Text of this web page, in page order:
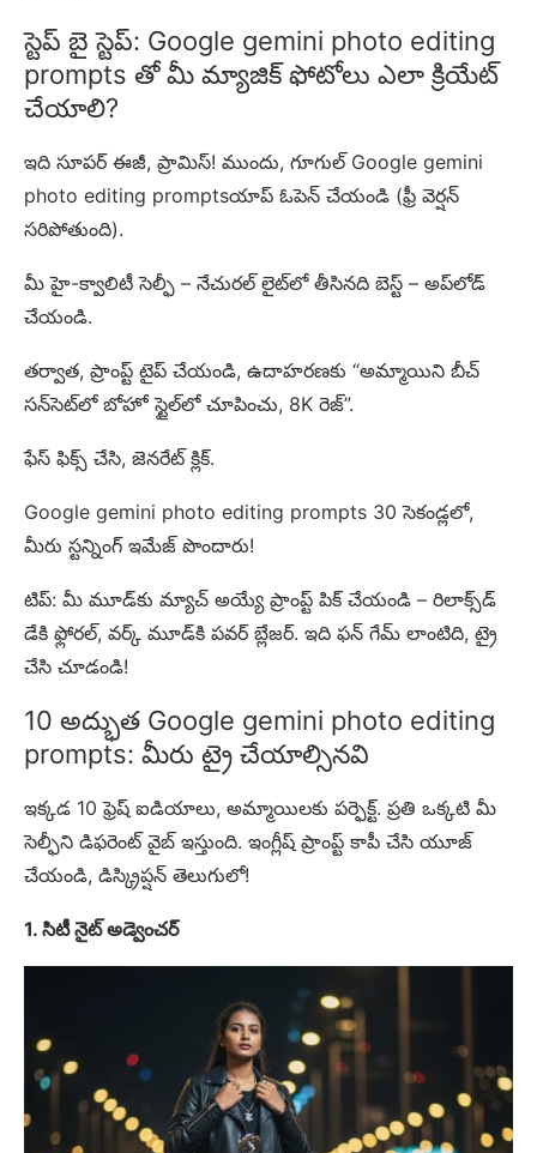
స్టెప్ బై స్టెప్: Google gemini photo editing
prompts తో మీ మ్యాజిక్ ఫోటోలు ఎలా క్రియేట్
చేయాలి?
ఇది సూపర్ ఈజీ, ప్రామిస్! ముందు, గూగుల్ Google gemini
photo editing promptsయాప్ ఓపెన్ చేయండి (ఫ్రీ వెర్షన్
సరిపోతుంది).
మీ హై-క్వాలిటీ సెల్ఫీ – నేచురల్ లైట్‌లో తీసినది బెస్ట్ – అప్‌లోడ్
చేయండి.
తర్వాత, ప్రాంప్ట్ టైప్ చేయండి, ఉదాహరణకు “అమ్మాయిని బీచ్
సన్‌సెట్‌లో బోహో స్టైల్‌లో చూపించు, 8K రెజ్”.
ఫేస్ ఫిక్స్ చేసి, జెనరేట్ క్లిక్.
Google gemini photo editing prompts 30 సెకండ్లలో,
మీరు స్టన్నింగ్ ఇమేజ్ పొందారు!
టిప్: మీ మూడ్‌కు మ్యాచ్ అయ్యే ప్రాంప్ట్ పిక్ చేయండి – రిలాక్స్‌డ్
డేకి ఫ్లోరల్, వర్క్ మూడ్‌కి పవర్ బ్లేజర్. ఇది ఫన్ గేమ్ లాంటిది, ట్రై
చేసి చూడండి!
10 అద్భుత Google gemini photo editing
prompts: మీరు ట్రై చేయాల్సినవి
ఇక్కడ 10 ఫ్రెష్ ఐడియాలు, అమ్మాయిలకు పర్ఫెక్ట్. ప్రతి ఒక్కటి మీ
సెల్ఫీని డిఫరెంట్ వైబ్ ఇస్తుంది. ఇంగ్లీష్ ప్రాంప్ట్ కాపీ చేసి యూజ్
చేయండి, డిస్క్రిప్షన్ తెలుగులో!
1. సిటీ నైట్ అడ్వెంచర్